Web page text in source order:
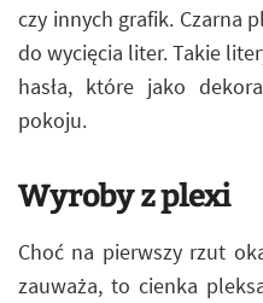
czy innych grafik. Czarna
do wycięcia liter. Takie
hasła, które jako
pokoju.
Wyroby z plexi
Choć na pierwszy rzut
zauważa, to cienka